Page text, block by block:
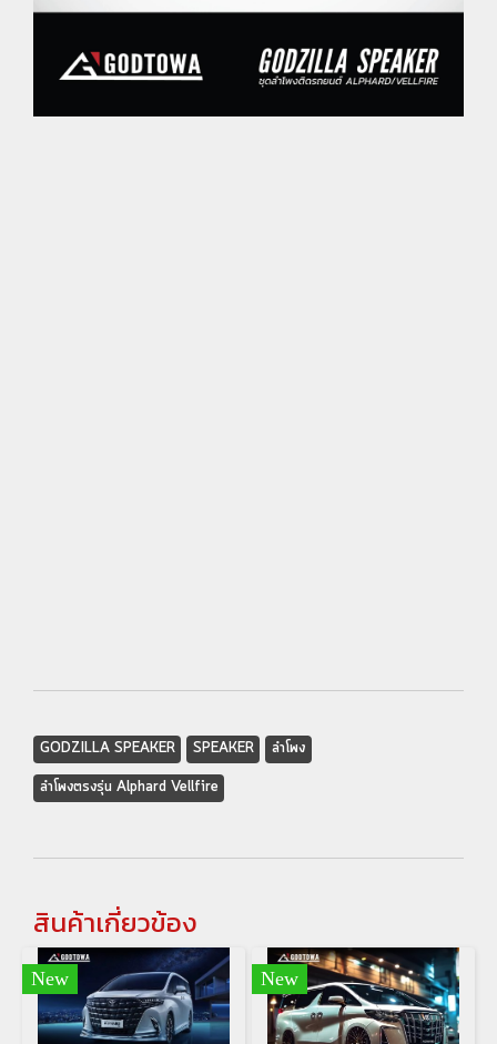
GODZILLA SPEAKER SPEAKER
ลำโพง
ลำโพงตรงรุ่น Alphard Vellfire
สินค้าเกี่ยวข้อง
New New